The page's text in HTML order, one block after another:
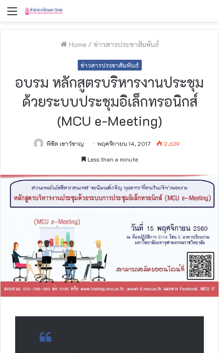
Menu
Home / ข่าวสารประชาสัมพันธ์
ข่าวสารประชาสัมพันธ์
อบรม หลักสูตรบริหารงานประชุม
ด้วยระบบประชุมอิเล็กทรอนิกส์
(MCU e-Meeting)
พิชิต เชาว์ชาญ พฤศจิกายน 14, 2017
2,639
Less than a minute